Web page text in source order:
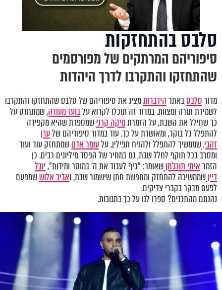
סלבס בהתחזקות
סיפוריהם המרתקים של מפורסמים
שהתחזקו והתקרבו לדרך היהדות
מדורסלבסבאתרהידברותמציג את סיפוריהם של סלבס שהתחזקו והתקרבו
לשמירת תורה ומצוות. במדור זה תוכלו לקרוא עלבועז מעודה,שמתחרט על
כך שחילל את השבת, על הזמרתמיקה קרנישמספרת שהיא מקפידה
להתפלל כל בוקר, ומאושרת על כך. עוד במדור סיפוריהם שלערן
זהבי,שממשיך להתפלל ולהניח תפילין, עלעומר אדםשמתחזק עוד ועוד
ומסרב בכל תוקף לחלל שבת, גם במחיר של הפסד מיליונים רבים. כן
הזמראיתי תורג'מןשאומר: "כיף לעבוד את ה' במוסר ומידות",יובל
דייןשממשיכה להתחזק ומחפשת חתן שישמור שבת, ואביב אלוששמפעם
לפעם מבקר בקברי צדיקים.
נהנתם מהתכנים? ספרו לנו על כך בתגובות.